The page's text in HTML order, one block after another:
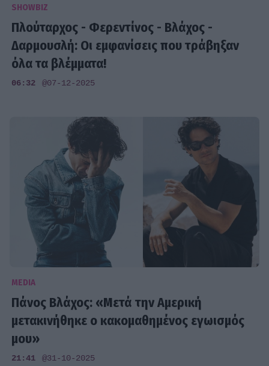
SHOWBIZ
Πλούταρχος - Φερεντίνος - Βλάχος -
Δαρμουσλή: Οι εμφανίσεις που τράβηξαν
όλα τα βλέμματα!
06:32 @07-12-2025
MEDIA
Πάνος Βλάχος: «Μετά την Αμερική
μετακινήθηκε ο κακομαθημένος εγωισμός
μου»
21:41 @31-10-2025